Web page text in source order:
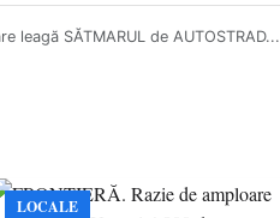
leagă SĂTMARUL de AUTOSTRAD...
LOCALE